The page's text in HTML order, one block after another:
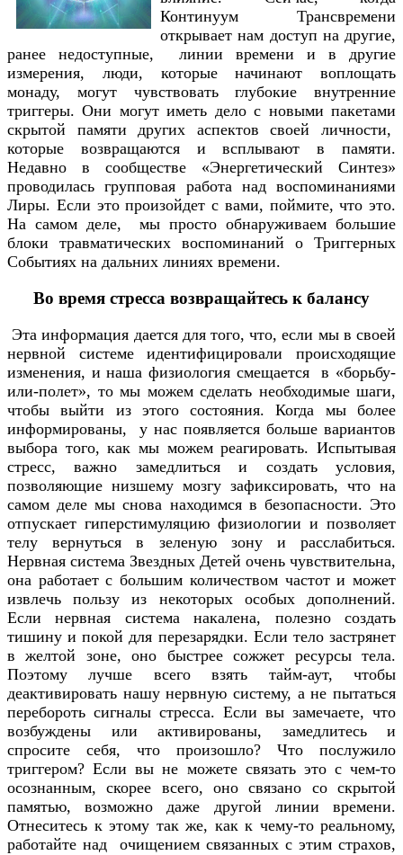
Континуум Трансвремени
открывает нам доступ на другие,
ранее недоступные, линии времени и в другие
измерения, люди, которые начинают воплощать
монаду, могут чувствовать глубокие внутренние
триггеры. Они могут иметь дело с новыми пакетами
скрытой памяти других аспектов своей личности,
которые возвращаются и всплывают в памяти.
Недавно в сообществе «Энергетический Синтез»
проводилась групповая работа над воспоминаниями
Лиры. Если это произойдет с вами, поймите, что это.
На самом деле, мы просто обнаруживаем большие
блоки травматических воспоминаний о Триггерных
Событиях на дальних линиях времени.
Во время стресса возвращайтесь к балансу
Эта информация дается для того, что, если мы в своей
нервной системе идентифицировали происходящие
изменения, и наша физиология смещается в «борьбу-
или-полет», то мы можем сделать необходимые шаги,
чтобы выйти из этого состояния. Когда мы более
информированы, у нас появляется больше вариантов
выбора того, как мы можем реагировать. Испытывая
стресс, важно замедлиться и создать условия,
позволяющие низшему мозгу зафиксировать, что на
самом деле мы снова находимся в безопасности. Это
отпускает гиперстимуляцию физиологии и позволяет
телу вернуться в зеленую зону и расслабиться.
Нервная система Звездных Детей очень чувствительна,
она работает с большим количеством частот и может
извлечь пользу из некоторых особых дополнений.
Если нервная система накалена, полезно создать
тишину и покой для перезарядки. Если тело застрянет
в желтой зоне, оно быстрее сожжет ресурсы тела.
Поэтому лучше всего взять тайм-аут, чтобы
деактивировать нашу нервную систему, а не пытаться
перебороть сигналы стресса. Если вы замечаете, что
возбуждены или активированы, замедлитесь и
спросите себя, что произошло? Что послужило
триггером? Если вы не можете связать это с чем-то
осознанным, скорее всего, оно связано со скрытой
памятью, возможно даже другой линии времени.
Отнеситесь к этому так же, как к чему-то реальному,
работайте над очищением связанных с этим страхов,